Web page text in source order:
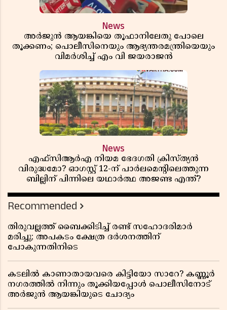
News
അർജുൻ ആയങ്കിയെ തൂഫാനിലേതു പോലെ
തൂക്കണം; പൊലീസിനെയും ആഭ്യന്തരമന്ത്രിയെയും
വിമർശിച്ച് എം വി ജയരാജൻ
News
എഫ്സിആർഎ നിയമ ഭേദഗതി ക്രിസ്ത്യൻ
വിരുദ്ധമോ? ഓഗസ്റ്റ് 12-ന് പാർലമെന്റിലെത്തുന്ന
ബില്ലിന് പിന്നിലെ യഥാർത്ഥ അജണ്ട എന്ത്?
Recommended
തിരുവല്ലത്ത് ബൈക്കിടിച്ച് രണ്ട് സഹോദരിമാർ
മരിച്ചു; അപകടം ക്ഷേത്ര ദർശനത്തിന്
പോകുന്നതിനിടെ
കടലിൽ കാണാതായവരെ കിട്ടിയോ സാറേ? കണ്ണൂർ
നഗരത്തിൽ നിന്നും തൂക്കിയപ്പോൾ പൊലീസിനോട്
അർജുൻ ആയങ്കിയുടെ ചോദ്യം